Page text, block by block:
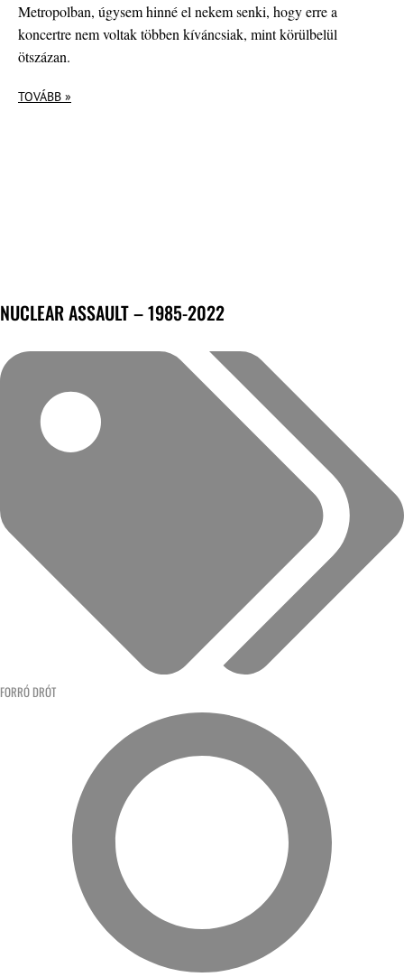
Metropolban, úgysem hinné el nekem senki, hogy erre a
koncertre nem voltak többen kíváncsiak, mint körülbelül
ötszázan.
TOVÁBB »
NUCLEAR ASSAULT – 1985-2022
FORRÓ DRÓT